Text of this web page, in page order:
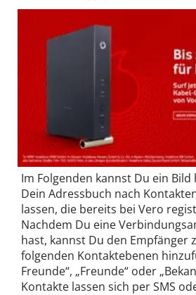
Im Folgenden kannst Du ein
Dein Adressbuch nach
lassen, die bereits bei Vero
Nachdem Du eine
hast, kannst Du den Empfänger
folgenden Kontaktebenen
Freunde“, „Freunde“ oder
Kontakte lassen sich per SMS